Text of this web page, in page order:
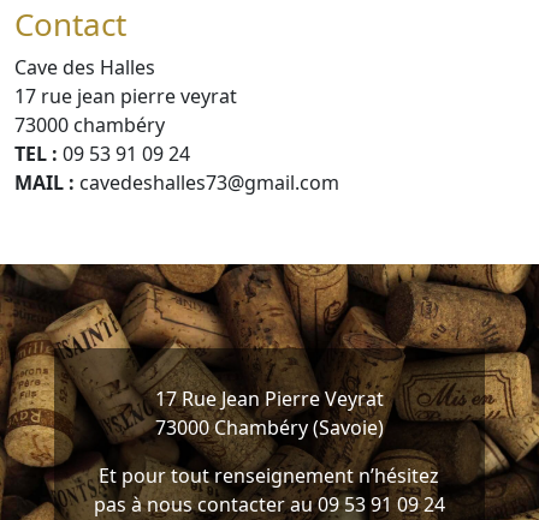
Contact
Cave des Halles
17 rue jean pierre veyrat
73000 chambéry
TEL : 09 53 91 09 24
MAIL : cavedeshalles73@gmail.com
17 Rue Jean Pierre Veyrat
73000 Chambéry (Savoie)
Et pour tout renseignement n’hésitez
pas à nous contacter au 09 53 91 09 24